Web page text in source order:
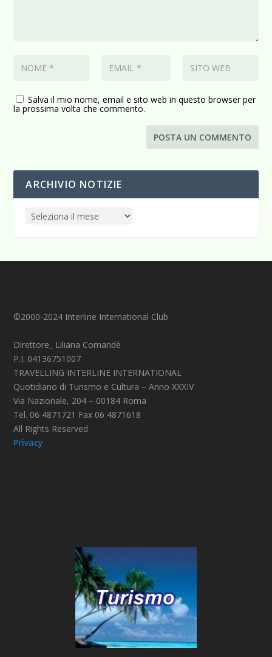
Salva il mio nome, email e sito web in questo browser per
la prossima volta che commento.
ARCHIVIO NOTIZIE
©2000-2024 Interline International Club
Direttore_ Liliana Comandè
P.I. 04136751007
TRAVELLING INTERLINE INTERNATIONAL
Quotidiano di Turismo e Cultura – Anno XXXIV
Via Nazionale, 204 – 00184 Roma
Tel. 06 4871721 Fax 06 4871618
All Rights Reserved
Privacy